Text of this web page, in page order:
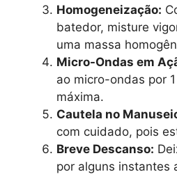
Homogeneização:
batedor, misture
uma massa
Micro-Ondas em
ao micro-ondas por
máxima.
Cautela no
com cuidado, pois
Breve Descanso:
por alguns instantes